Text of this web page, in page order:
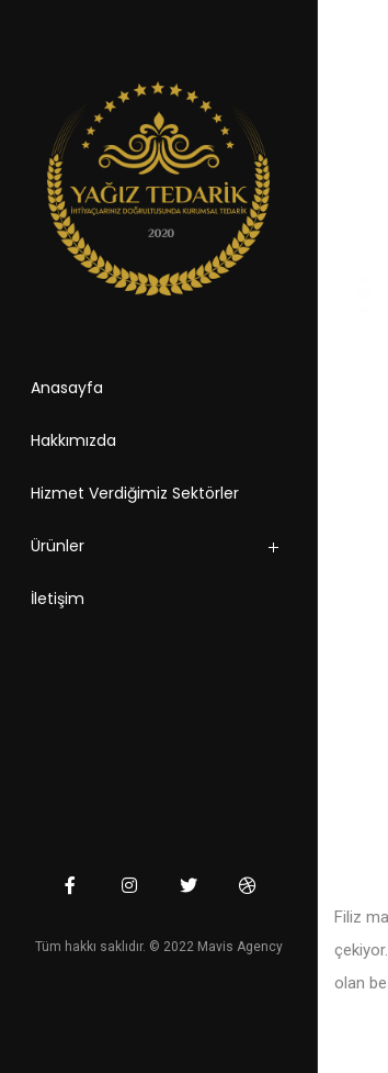
Anasayfa
Hakkımızda
Hizmet Verdiğimiz Sektörler
Ürünler
İletişim
Tüm hakkı saklıdır. © 2022 Mavis Agency
Filiz
olan